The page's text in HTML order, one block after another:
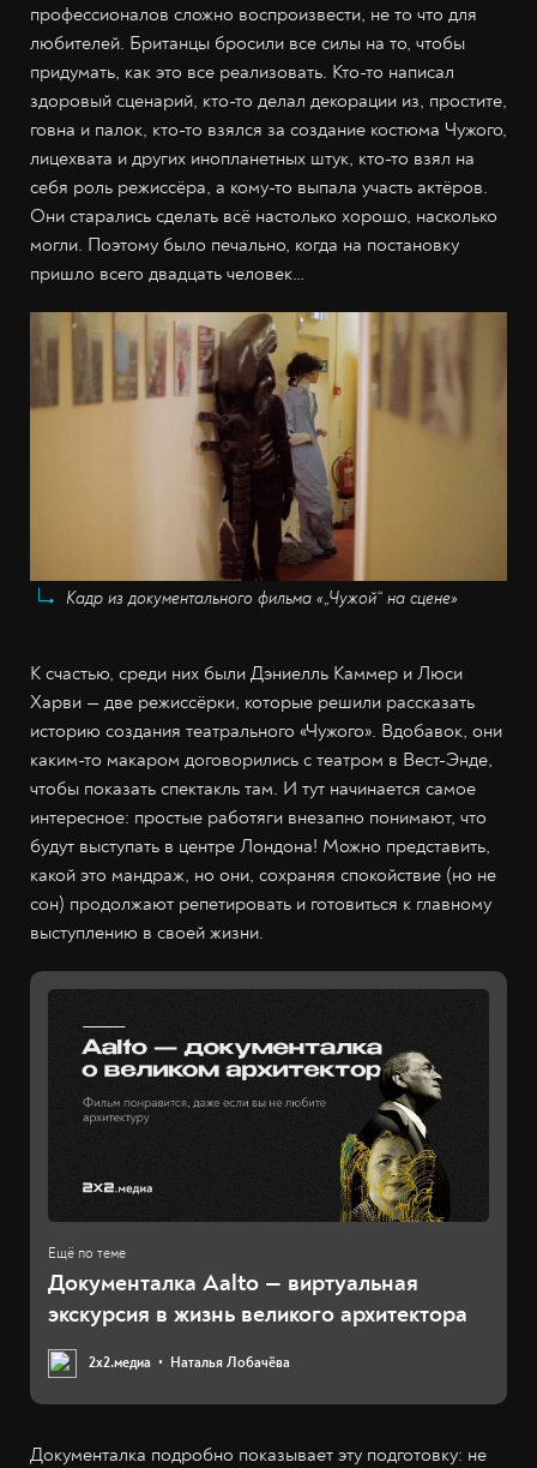
профессионалов сложно воспроизвести, не то что для
любителей. Британцы бросили все силы на то, чтобы
придумать, как это все реализовать. Кто-то написал
здоровый сценарий, кто-то делал декорации из, простите,
говна и палок, кто-то взялся за создание костюма Чужого,
лицехвата и других инопланетных штук, кто-то взял на
себя роль режиссёра, а кому-то выпала участь актёров.
Они старались сделать всё настолько хорошо, насколько
могли. Поэтому было печально, когда на постановку
пришло всего двадцать человек…
Кадр из документального фильма «„Чужой“ на сцене»
К счастью, среди них были Дэниелль Каммер и Люси
Харви — две режиссёрки, которые решили рассказать
историю создания театрального «Чужого». Вдобавок, они
каким-то макаром договорились с театром в Вест-Энде,
чтобы показать спектакль там. И тут начинается самое
интересное: простые работяги внезапно понимают, что
будут выступать в центре Лондона! Можно представить,
какой это мандраж, но они, сохраняя спокойствие (но не
сон) продолжают репетировать и готовиться к главному
выступлению в своей жизни.
Документалка Aalto — виртуальная
экскурсия в жизнь великого архитектора
2х2.медиа Наталья Лобачёва
Документалка подробно показывает эту подготовку: не